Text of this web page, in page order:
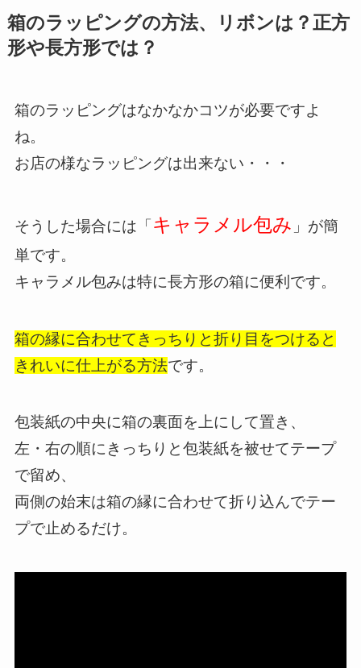
箱のラッピングの方法、リボンは？正方
形や長方形では？
箱のラッピングはなかなかコツが必要ですよ
ね。
お店の様なラッピングは出来ない・・・
そうした場合には「 キャラメル包み 」が簡
単です。
キャラメル包みは特に長方形の箱に便利です。
箱の縁に合わせてきっちりと折り目をつけると
きれいに仕上がる方法です。
包装紙の中央に箱の裏面を上にして置き、
左・右の順にきっちりと包装紙を被せてテープ
で留め、
両側の始末は箱の縁に合わせて折り込んでテー
プで止めるだけ。